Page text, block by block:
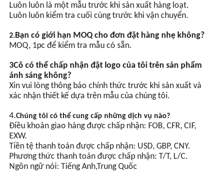
Luôn luôn là một mẫu trước khi sản xuất hàng loạt.
Luôn luôn kiểm tra cuối cùng trước khi vận chuyển.
2.Bạn có giới hạn MOQ cho đơn đặt hàng nhẹ không?
MOQ, 1pc để kiểm tra mẫu có sẵn.
3Cô có thể chấp nhận đặt logo của tôi trên sản phẩm
ánh sáng không?
Xin vui lòng thông báo chính thức trước khi sản xuất và
xác nhận thiết kế dựa trên mẫu của chúng tôi.
4.Chúng tôi có thể cung cấp những dịch vụ nào?
Điều khoản giao hàng được chấp nhận: FOB, CFR, CIF,
EXW.
Tiền tệ thanh toán được chấp nhận: USD, GBP, CNY.
Phương thức thanh toán được chấp nhận: T/T, L/C.
Ngôn ngữ nói: Tiếng Anh,Trung Quốc